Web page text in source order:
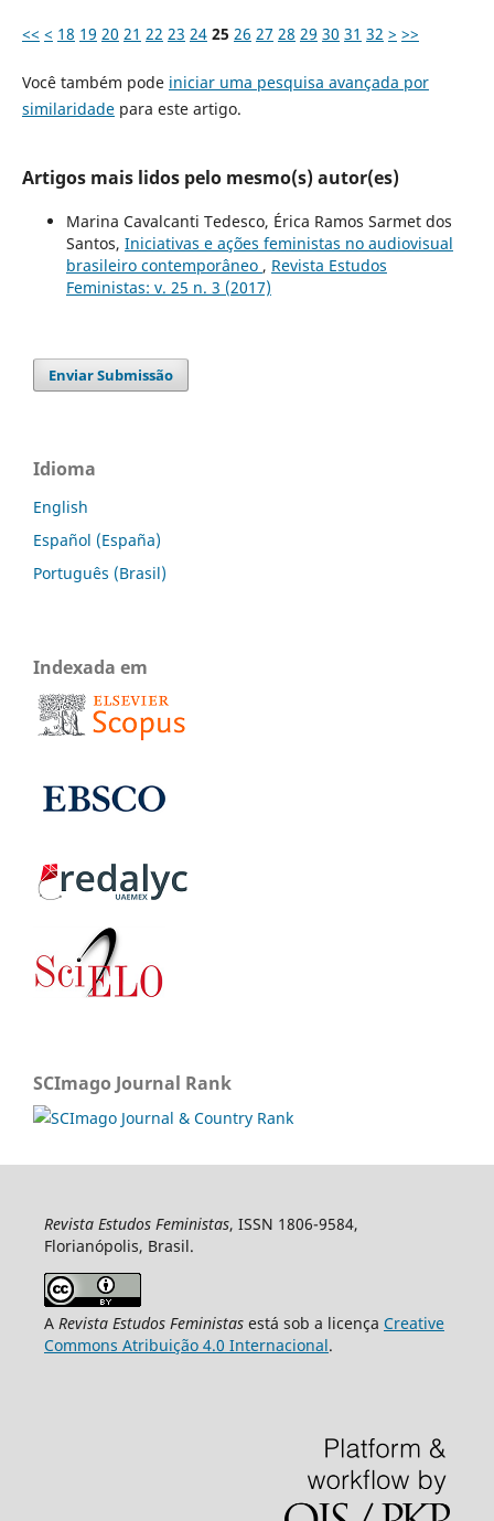
<< < 18 19 20 21 22 23 24 25 26 27 28 29 30 31 32 > >>
Você também pode iniciar uma pesquisa avançada por
similaridadepara este artigo.
Artigos mais lidos pelo mesmo(s) autor(es)
Marina Cavalcanti Tedesco, Érica Ramos Sarmet dos
Santos, Iniciativas e ações feministas no audiovisual
brasileiro contemporâneo , Revista Estudos
Feministas: v. 25 n. 3 (2017)
Enviar Submissão
Idioma
English
Español (España)
Português (Brasil)
Indexada em
SCImago Journal Rank
Revista Estudos Feministas, ISSN 1806-9584,
Florianópolis, Brasil.
A Revista Estudos Feministasestá sob a licença Creative
Commons Atribuição 4.0 Internacional.